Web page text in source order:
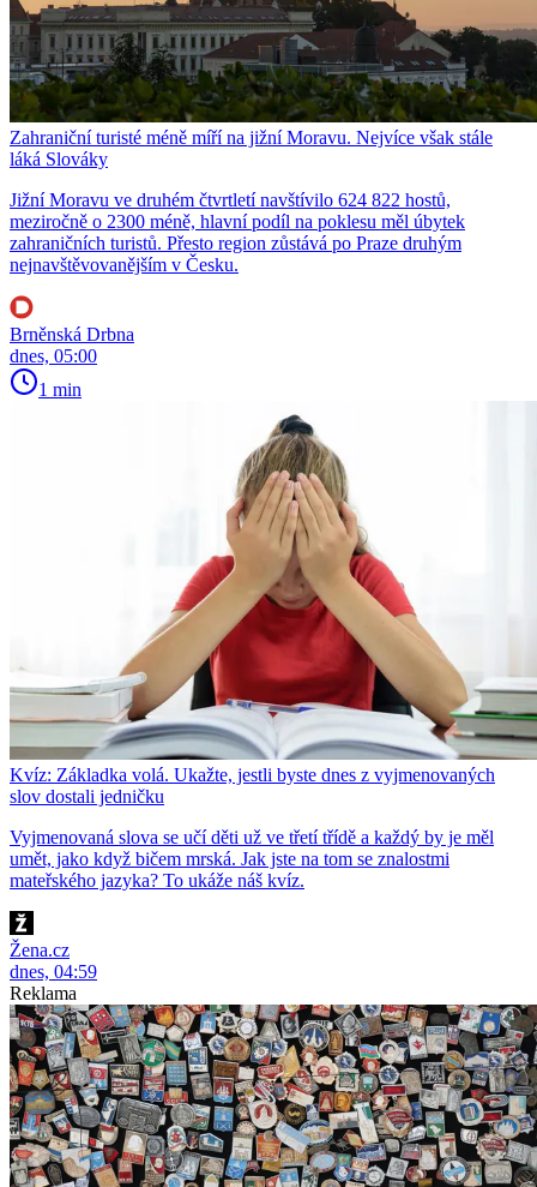
Zahraniční turisté méně míří na jižní Moravu. Nejvíce však stále
láká Slováky
Jižní Moravu ve druhém čtvrtletí navštívilo 624 822 hostů,
meziročně o 2300 méně, hlavní podíl na poklesu měl úbytek
zahraničních turistů. Přesto region zůstává po Praze druhým
nejnavštěvovanějším v Česku.
Brněnská Drbna
dnes, 05:00
1 min
Kvíz: Základka volá. Ukažte, jestli byste dnes z vyjmenovaných
slov dostali jedničku
Vyjmenovaná slova se učí děti už ve třetí třídě a každý by je měl
umět, jako když bičem mrská. Jak jste na tom se znalostmi
mateřského jazyka? To ukáže náš kvíz.
Žena.cz
dnes, 04:59
Reklama